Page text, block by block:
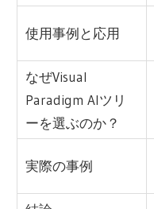
使用事例と応用
なぜVisual
Paradigm AIツリ
ーを選ぶのか？
実際の事例